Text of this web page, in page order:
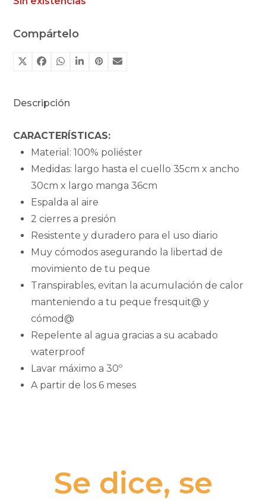
Compártelo
Descripción
CARACTERÍSTICAS:
Material: 100% poliéster
Medidas: largo hasta el cuello 35cm x ancho
30cm x largo manga 36cm
Espalda al aire
2 cierres a presión
Resistente y duradero para el uso diario
Muy cómodos asegurando la libertad de
movimiento de tu peque
Transpirables, evitan la acumulación de calor
manteniendo a tu peque fresquit@ y
cómod@
Repelente al agua gracias a su acabado
waterproof
Lavar máximo a 30º
A partir de los 6 meses
Se dice, se